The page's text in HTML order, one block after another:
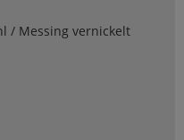
/ Messing vernickelt